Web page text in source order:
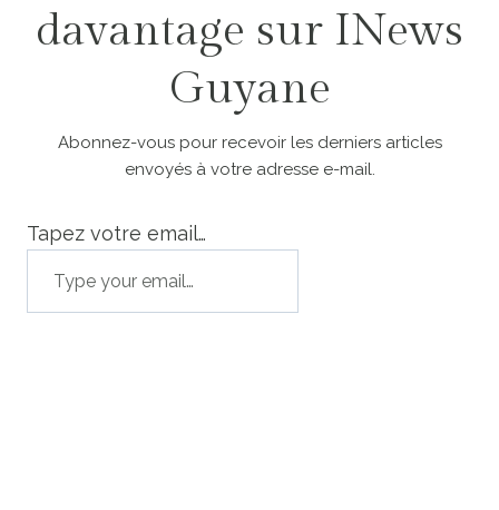
davantage sur INews
Guyane
Abonnez-vous pour recevoir les derniers articles
envoyés à votre adresse e-mail.
Tapez votre email…